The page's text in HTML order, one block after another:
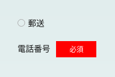
郵送
電話番号 必須